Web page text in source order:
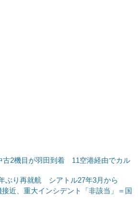
古2機目が羽田到着 11空港経由でカル
ぶり再就航 シアトル27年3月から
近、重大インシデント「非該当」＝国